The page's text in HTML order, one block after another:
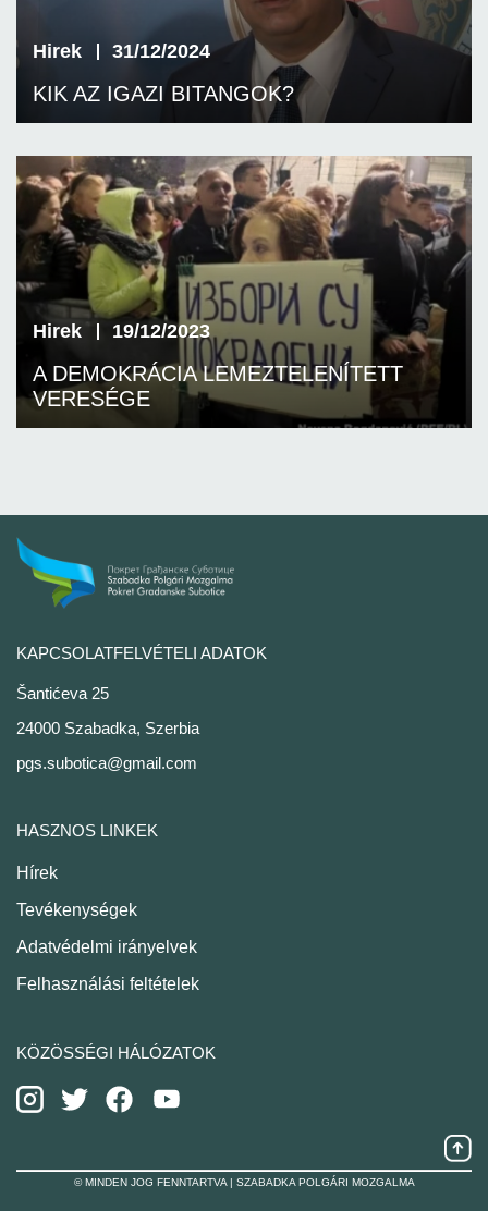
Hirek 31/12/2024
KIK AZ IGAZI BITANGOK?
Hirek 19/12/2023
A DEMOKRÁCIA LEMEZTELENÍTETT
VERESÉGE
KAPCSOLATFELVÉTELI ADATOK
Šantićeva 25
24000 Szabadka, Szerbia
pgs.subotica@gmail.com
HASZNOS LINKEK
Hírek
Tevékenységek
Adatvédelmi irányelvek
Felhasználási feltételek
KÖZÖSSÉGI HÁLÓZATOK
© MINDEN JOG FENNTARTVA | SZABADKA POLGÁRI MOZGALMA